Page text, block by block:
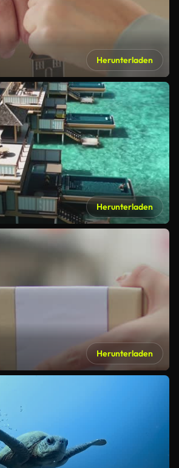
Herunterladen
Herunterladen
Herunterladen